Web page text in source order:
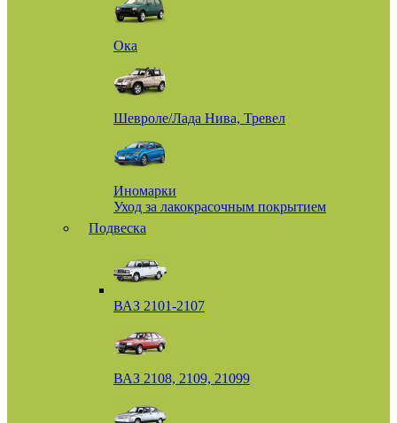
Ока
Шевроле/Лада Нива, Тревел
Иномарки
Уход за лакокрасочным покрытием
Подвеска
ВАЗ 2101-2107
ВАЗ 2108, 2109, 21099